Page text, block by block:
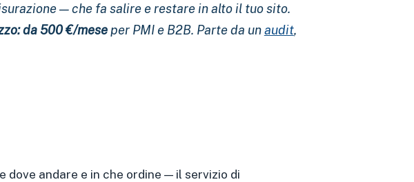
— che fa salire e restare in alto il tuo sito.
da 500 €/meseper PMI e B2B. Parte da unaudit,
dove andare e in che ordine — il servizio di